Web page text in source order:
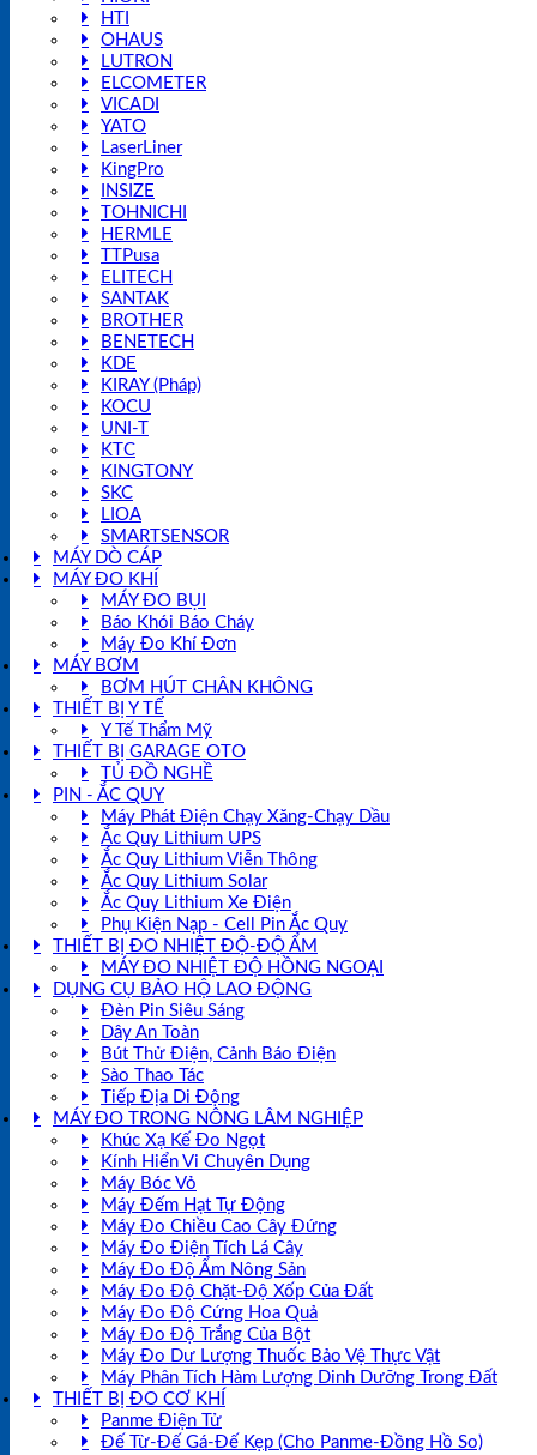
HTI
OHAUS
LUTRON
ELCOMETER
VICADI
YATO
LaserLiner
KingPro
INSIZE
TOHNICHI
HERMLE
TTPusa
ELITECH
SANTAK
BROTHER
BENETECH
KDE
KIRAY (Pháp)
KOCU
UNI-T
KTC
KINGTONY
SKC
LIOA
SMARTSENSOR
MÁY DÒ CÁP
MÁY ĐO KHÍ
MÁY ĐO BỤI
Báo Khói Báo Cháy
Máy Đo Khí Đơn
MÁY BƠM
BƠM HÚT CHÂN KHÔNG
THIẾT BỊ Y TẾ
Y Tế Thẩm Mỹ
THIẾT BỊ GARAGE OTO
TỦ ĐỒ NGHỀ
PIN - ẮC QUY
Máy Phát Điện Chạy Xăng-Chạy Dầu
Ắc Quy Lithium UPS
Ắc Quy Lithium Viễn Thông
Ắc Quy Lithium Solar
Ắc Quy Lithium Xe Điện
Phụ Kiện Nạp - Cell Pin Ắc Quy
THIẾT BỊ ĐO NHIỆT ĐỘ-ĐỘ ẨM
MÁY ĐO NHIỆT ĐỘ HỒNG NGOẠI
DỤNG CỤ BẢO HỘ LAO ĐỘNG
Đèn Pin Siêu Sáng
Dây An Toàn
Bút Thử Điện, Cảnh Báo Điện
Sào Thao Tác
Tiếp Địa Di Động
MÁY ĐO TRONG NÔNG LÂM NGHIỆP
Khúc Xạ Kế Đo Ngọt
Kính Hiển Vi Chuyên Dụng
Máy Bóc Vỏ
Máy Đếm Hạt Tự Động
Máy Đo Chiều Cao Cây Đứng
Máy Đo Điện Tích Lá Cây
Máy Đo Độ Ẩm Nông Sản
Máy Đo Độ Chặt-Độ Xốp Của Đất
Máy Đo Độ Cứng Hoa Quả
Máy Đo Độ Trắng Của Bột
Máy Đo Dư Lượng Thuốc Bảo Vệ Thực Vật
Máy Phân Tích Hàm Lượng Dinh Dưỡng Trong Đất
THIẾT BỊ ĐO CƠ KHÍ
Panme Điện Tử
Đế Từ-Đế Gá-Đế Kẹp (Cho Panme-Đồng Hồ So)